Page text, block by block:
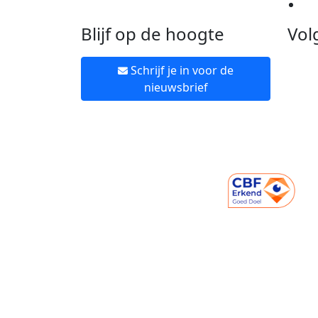
Blijf op de hoogte
Schrijf je in voor de
nieuwsbrief